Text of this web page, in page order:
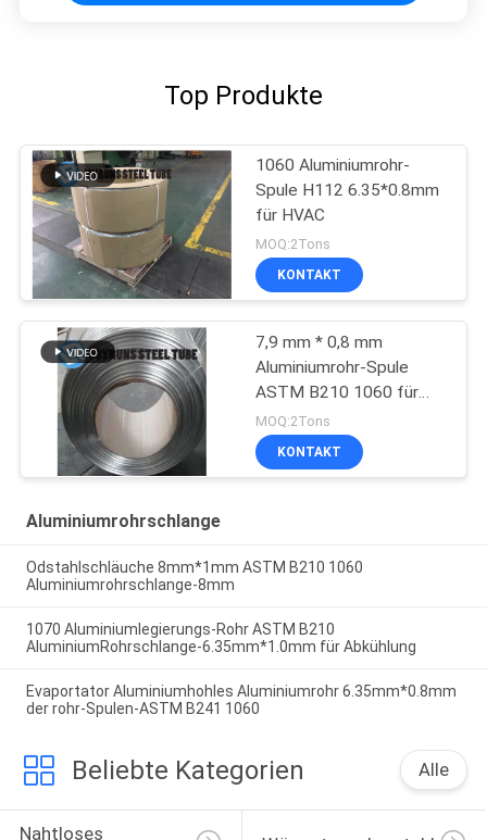
Top Produkte
1060 Aluminiumrohr-
Spule H112 6.35*0.8mm
für HVAC
MOQ:2Tons
KONTAKT
7,9 mm * 0,8 mm
Aluminiumrohr-Spule
ASTM B210 1060 für
Verdampfer
MOQ:2Tons
KONTAKT
Aluminiumrohrschlange
Odstahlschläuche 8mm*1mm ASTM B210 1060
Aluminiumrohrschlange-8mm
1070 Aluminiumlegierungs-Rohr ASTM B210
AluminiumRohrschlange-6.35mm*1.0mm für Abkühlung
Evaportator Aluminiumhohles Aluminiumrohr 6.35mm*0.8mm
der rohr-Spulen-ASTM B241 1060
Beliebte Kategorien Alle
Nahtloses